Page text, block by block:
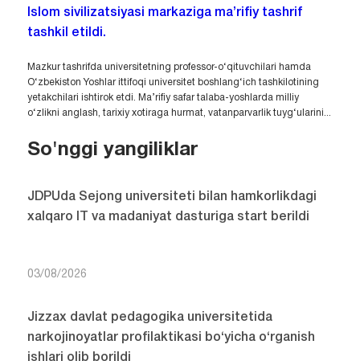
Islom sivilizatsiyasi markaziga ma’rifiy tashrif
tashkil etildi.
Mazkur tashrifda universitetning professor-o‘qituvchilari hamda
O‘zbekiston Yoshlar ittifoqi universitet boshlang‘ich tashkilotining
yetakchilari ishtirok etdi. Ma’rifiy safar talaba-yoshlarda milliy
o‘zlikni anglash, tarixiy xotiraga hurmat, vatanparvarlik tuyg‘ularini...
So'nggi yangiliklar
JDPUda Sejong universiteti bilan hamkorlikdagi
xalqaro IT va madaniyat dasturiga start berildi
03/08/2026
Jizzax davlat pedagogika universitetida
narkojinoyatlar profilaktikasi bo‘yicha o‘rganish
ishlari olib borildi